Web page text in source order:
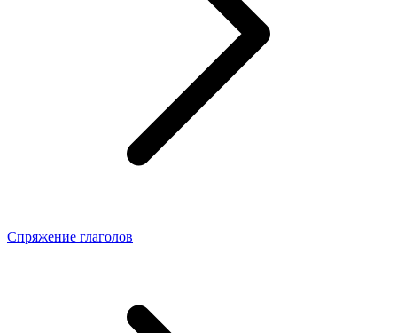
Спряжение глаголов